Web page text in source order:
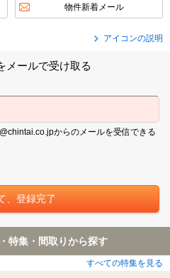
物件新着メール
アイコンの説明
メールで受け取る
からのメールを受信できる
特集・間取りから探す
すべての特集を見る